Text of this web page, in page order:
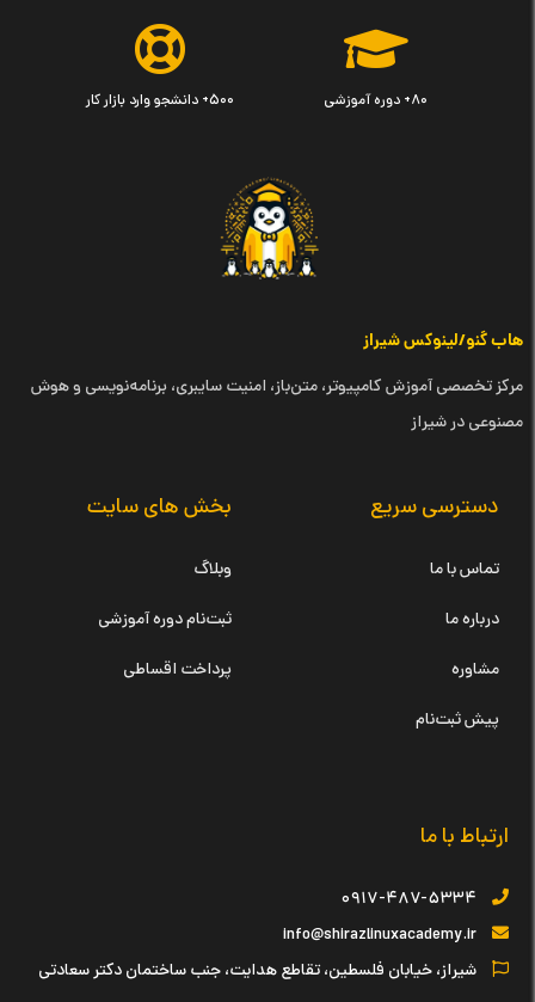
۸۰+ دوره آموزشی ۵۰۰+ دانشجو وارد بازار کار
هاب گنو/لینوکس شیراز
مرکز تخصصی آموزش کامپیوتر، متن‌باز، امنیت سایبری، برنامه‌نویسی و هوش
مصنوعی در شیراز
دسترسی سریع
تماس با ما
درباره ما
مشاوره
پیش ثبت‌نام
بخش های سایت
وبلاگ
ثبت‌نام دوره آموزشی
پرداخت اقساطی
ارتباط با ما
۰۹۱۷-۴۸۷-۵۳۳۴
info@shirazlinuxacademy.ir
شیراز، خیابان فلسطین، تقاطع هدایت، جنب ساختمان دکتر سعادتی